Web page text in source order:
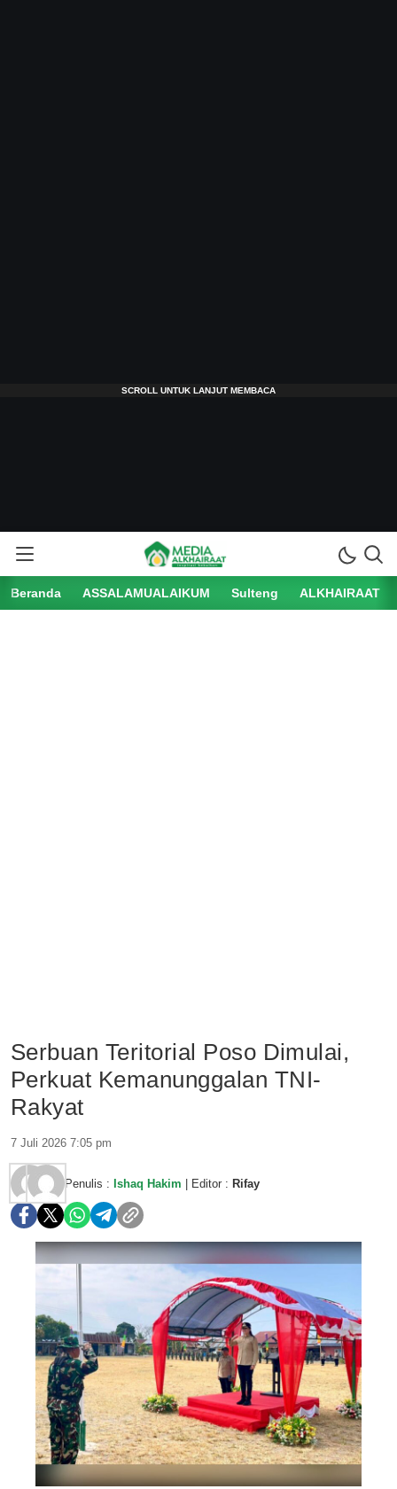
Beranda ASSALAMUALAIKUM Sulteng ALKHAIRAAT
Serbuan Teritorial Poso Dimulai,
Perkuat Kemanunggalan TNI-
Rakyat
7 Juli 2026 7:05 pm
Penulis : Ishaq Hakim | Editor : Rifay